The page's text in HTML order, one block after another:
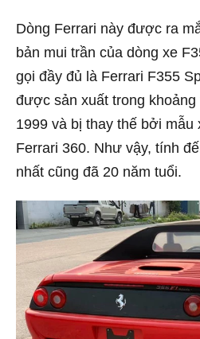
Dòng Ferrari này được ra
bản mui trần của dòng xe
gọi đầy đủ là Ferrari F355
được sản xuất trong
1999 và bị thay thế bởi mẫu
Ferrari 360. Như vậy, tính
nhất cũng đã 20 năm tuổi.